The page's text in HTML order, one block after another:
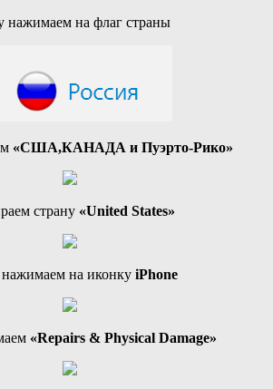
нажимаем на флаг страны
«США,КАНАДА и Пуэрто-Рико»
страну «United States»
нажимаем на иконку iPhone
«Repairs & Physical Damage»